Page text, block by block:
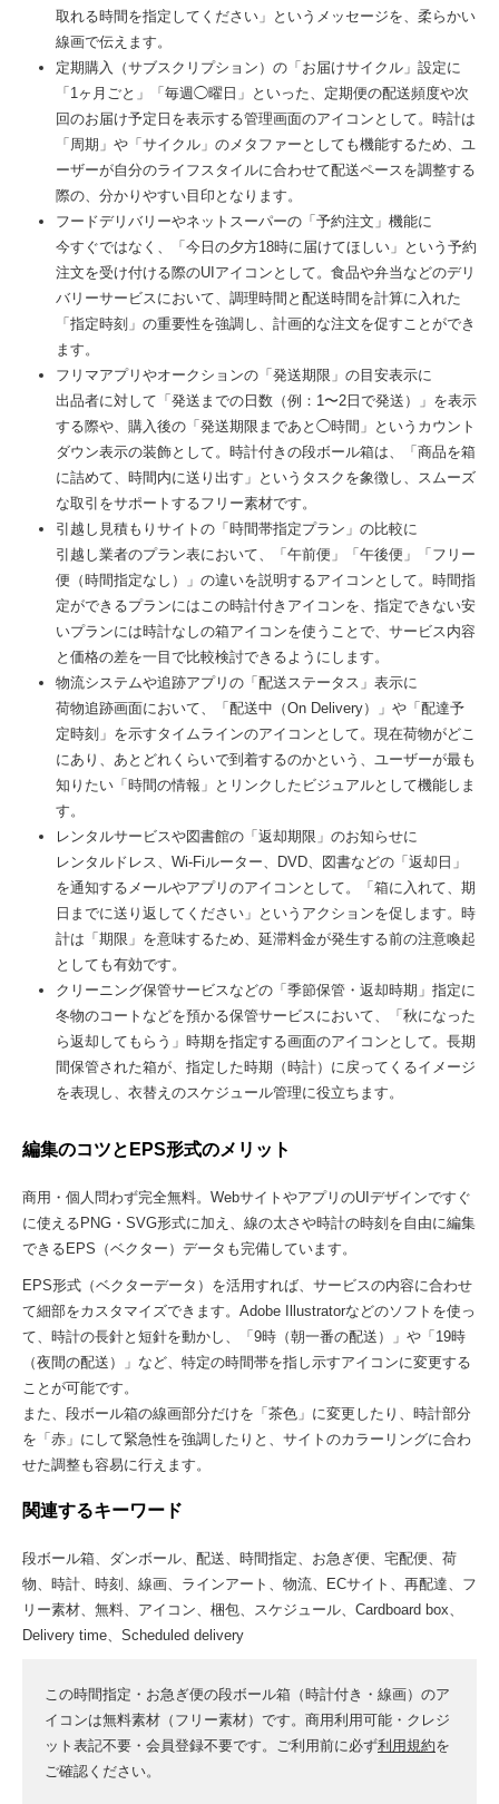
取れる時間を指定してください」というメッセージを、柔らかい
線画で伝えます。
定期購入（サブスクリプション）の「お届けサイクル」設定に
「1ヶ月ごと」「毎週◯曜日」といった、定期便の配送頻度や次
回のお届け予定日を表示する管理画面のアイコンとして。時計は
「周期」や「サイクル」のメタファーとしても機能するため、ユ
ーザーが自分のライフスタイルに合わせて配送ペースを調整する
際の、分かりやすい目印となります。
フードデリバリーやネットスーパーの「予約注文」機能に
今すぐではなく、「今日の夕方18時に届けてほしい」という予約
注文を受け付ける際のUIアイコンとして。食品や弁当などのデリ
バリーサービスにおいて、調理時間と配送時間を計算に入れた
「指定時刻」の重要性を強調し、計画的な注文を促すことができ
ます。
フリマアプリやオークションの「発送期限」の目安表示に
出品者に対して「発送までの日数（例：1〜2日で発送）」を表示
する際や、購入後の「発送期限まであと◯時間」というカウント
ダウン表示の装飾として。時計付きの段ボール箱は、「商品を箱
に詰めて、時間内に送り出す」というタスクを象徴し、スムーズ
な取引をサポートするフリー素材です。
引越し見積もりサイトの「時間帯指定プラン」の比較に
引越し業者のプラン表において、「午前便」「午後便」「フリー
便（時間指定なし）」の違いを説明するアイコンとして。時間指
定ができるプランにはこの時計付きアイコンを、指定できない安
いプランには時計なしの箱アイコンを使うことで、サービス内容
と価格の差を一目で比較検討できるようにします。
物流システムや追跡アプリの「配送ステータス」表示に
荷物追跡画面において、「配送中（On Delivery）」や「配達予
定時刻」を示すタイムラインのアイコンとして。現在荷物がどこ
にあり、あとどれくらいで到着するのかという、ユーザーが最も
知りたい「時間の情報」とリンクしたビジュアルとして機能しま
す。
レンタルサービスや図書館の「返却期限」のお知らせに
レンタルドレス、Wi-Fiルーター、DVD、図書などの「返却日」
を通知するメールやアプリのアイコンとして。「箱に入れて、期
日までに送り返してください」というアクションを促します。時
計は「期限」を意味するため、延滞料金が発生する前の注意喚起
としても有効です。
クリーニング保管サービスなどの「季節保管・返却時期」指定に
冬物のコートなどを預かる保管サービスにおいて、「秋になった
ら返却してもらう」時期を指定する画面のアイコンとして。長期
間保管された箱が、指定した時期（時計）に戻ってくるイメージ
を表現し、衣替えのスケジュール管理に役立ちます。
編集のコツとEPS形式のメリット
商用・個人問わず完全無料。WebサイトやアプリのUIデザインですぐ
に使えるPNG・SVG形式に加え、線の太さや時計の時刻を自由に編集
できるEPS（ベクター）データも完備しています。
EPS形式（ベクターデータ）を活用すれば、サービスの内容に合わせ
て細部をカスタマイズできます。Adobe Illustratorなどのソフトを使っ
て、時計の長針と短針を動かし、「9時（朝一番の配送）」や「19時
（夜間の配送）」など、特定の時間帯を指し示すアイコンに変更する
ことが可能です。
また、段ボール箱の線画部分だけを「茶色」に変更したり、時計部分
を「赤」にして緊急性を強調したりと、サイトのカラーリングに合わ
せた調整も容易に行えます。
関連するキーワード
段ボール箱、ダンボール、配送、時間指定、お急ぎ便、宅配便、荷
物、時計、時刻、線画、ラインアート、物流、ECサイト、再配達、フ
リー素材、無料、アイコン、梱包、スケジュール、Cardboard box、
Delivery time、Scheduled delivery
この時間指定・お急ぎ便の段ボール箱（時計付き・線画）のア
イコンは無料素材（フリー素材）です。商用利用可能・クレジ
ット表記不要・会員登録不要です。ご利用前に必ず利用規約を
ご確認ください。